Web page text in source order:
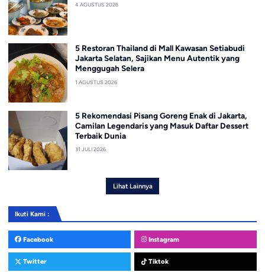
4 AGUSTUS 2026
5 Restoran Thailand di Mall Kawasan Setiabudi
Jakarta Selatan, Sajikan Menu Autentik yang
Menggugah Selera
1 AGUSTUS 2026
5 Rekomendasi Pisang Goreng Enak di Jakarta,
Camilan Legendaris yang Masuk Daftar Dessert
Terbaik Dunia
31 JULI 2026
Lihat Lainnya
Ikuti Kami :
Facebook Instagram
Twitter Tiktok